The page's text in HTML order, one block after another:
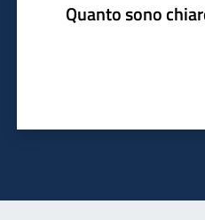
Quanto sono